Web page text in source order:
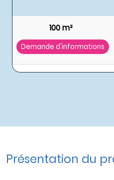
100 m²
Demande d'informations
Présentation du